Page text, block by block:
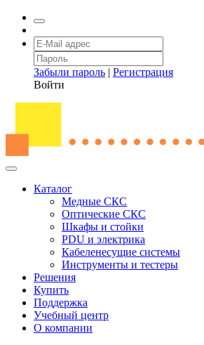
Забыли пароль | Регистрация
Войти
Каталог
Медные СКС
Оптические СКС
Шкафы и стойки
PDU и электрика
Кабеленесущие системы
Инструменты и тестеры
Решения
Купить
Поддержка
Учебный центр
О компании